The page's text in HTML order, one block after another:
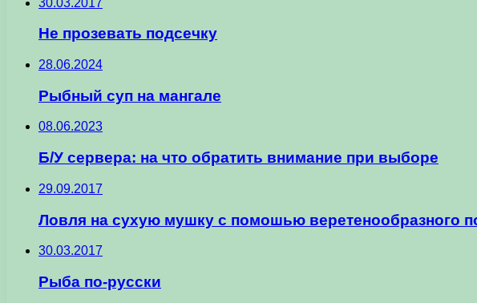
Не прозевать подсечку
28.06.2024
Рыбный суп на мангале
08.06.2023
Б/У сервера: на что обратить внимание при выборе
29.09.2017
Ловля на сухую мушку с помошью веретенообразного
30.03.2017
Рыба по-русски